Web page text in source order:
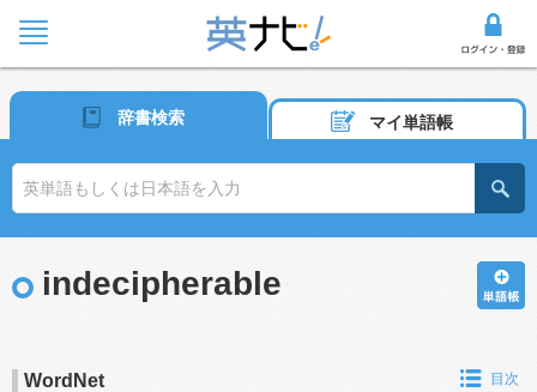
辞書検索 マイ単語帳
indecipherable
WordNet 目次